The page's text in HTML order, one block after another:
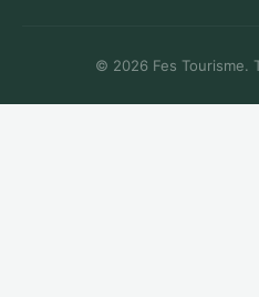
© 2026 Fes Tourisme.